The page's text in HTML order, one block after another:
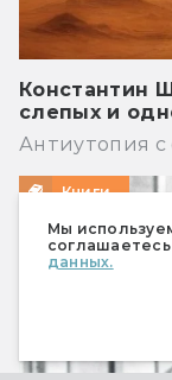
Мы
соглашаетесь
данных.
Константин
слепых и
Антиутопия с
Книги